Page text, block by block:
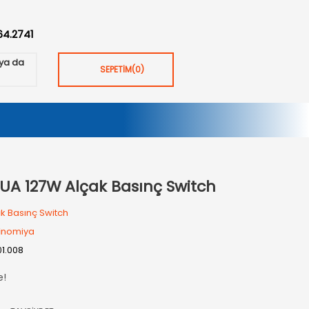
da
SEPETİM(0)
127W Alçak Basınç Switch
Basınç Switch